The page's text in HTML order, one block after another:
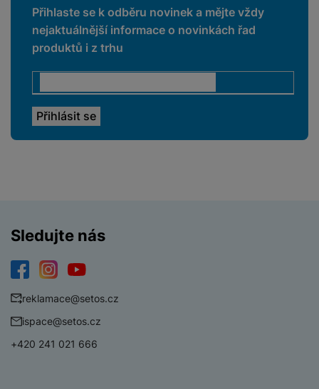
Přihlaste se k odběru novinek a mějte vždy
nejaktuálnější informace o novinkách řad
produktů i z trhu
Sledujte nás
reklamace@setos.cz
ispace@setos.cz
+420 241 021 666